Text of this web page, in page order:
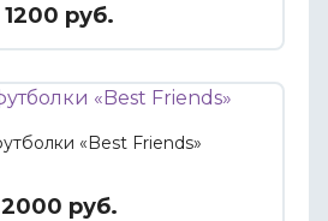
1200 руб.
«Best Friends»
2000 руб.